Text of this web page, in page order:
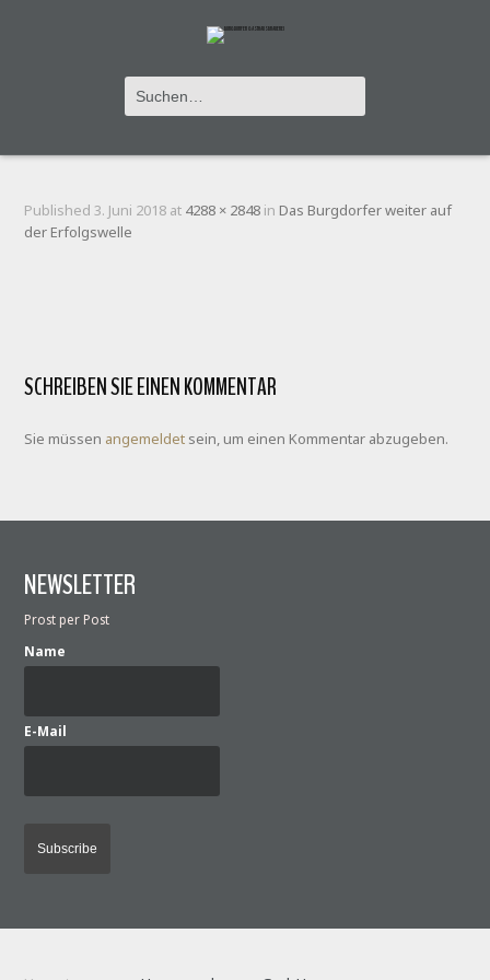
DSC_0580
Published3. Juni 2018 at 4288 × 2848 in Das Burgdorfer weiter auf
der Erfolgswelle
SCHREIBEN SIE EINEN KOMMENTAR
Sie müssen angemeldet sein, um einen Kommentar abzugeben.
NEWSLETTER
Prost per Post
Name
E-Mail